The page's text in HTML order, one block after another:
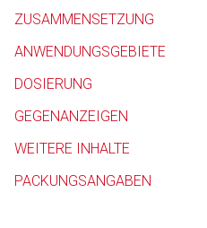
ZUSAMMENSETZUNG
ANWENDUNGSGEBIETE
DOSIERUNG
GEGENANZEIGEN
WEITERE INHALTE
PACKUNGSANGABEN